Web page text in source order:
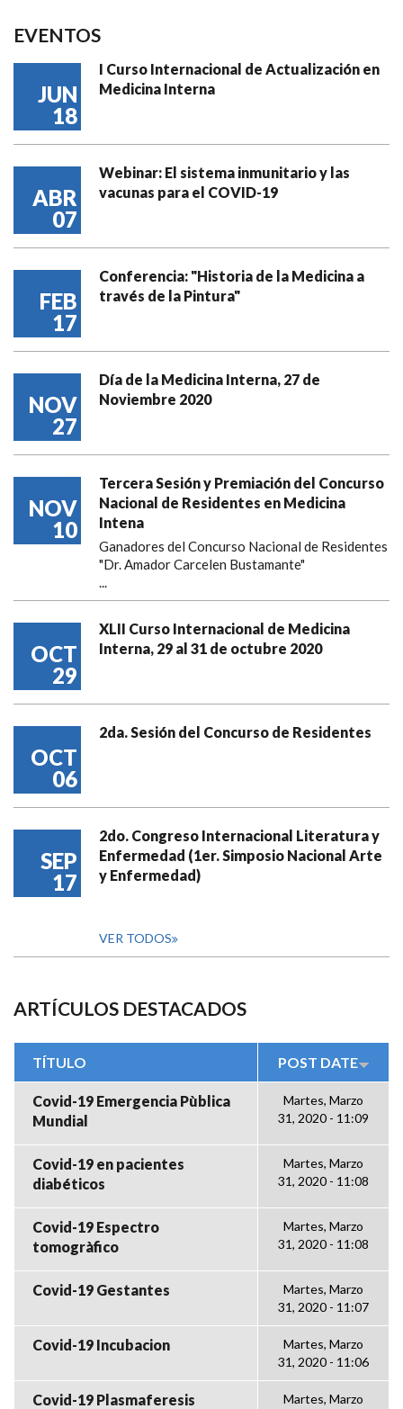
EVENTOS
JUN
18
I Curso Internacional de Actualización en
Medicina Interna
ABR
07
Webinar: El sistema inmunitario y las
vacunas para el COVID-19
FEB
17
Conferencia: "Historia de la Medicina a
través de la Pintura"
NOV
27
Día de la Medicina Interna, 27 de
Noviembre 2020
NOV
10
Tercera Sesión y Premiación del Concurso
Nacional de Residentes en Medicina
Intena
Ganadores del Concurso Nacional de Residentes
"Dr. Amador Carcelen Bustamante"
...
OCT
29
XLII Curso Internacional de Medicina
Interna, 29 al 31 de octubre 2020
OCT
06
2da. Sesión del Concurso de Residentes
SEP
17
2do. Congreso Internacional Literatura y
Enfermedad (1er. Simposio Nacional Arte
y Enfermedad)
VER TODOS
ARTÍCULOS DESTACADOS
TÍTULO POST DATE
Covid-19 Emergencia Pùblica
Mundial
Martes, Marzo
31, 2020 - 11:09
Covid-19 en pacientes
diabéticos
Martes, Marzo
31, 2020 - 11:08
Covid-19 Espectro
tomogràfico
Martes, Marzo
31, 2020 - 11:08
Covid-19 Gestantes
Martes, Marzo
31, 2020 - 11:07
Covid-19 Incubacion
Martes, Marzo
31, 2020 - 11:06
Covid-19 Plasmaferesis Martes, Marzo